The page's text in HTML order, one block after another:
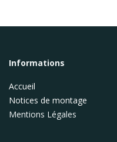
Informations
Accueil
Notices de montage
Mentions Légales